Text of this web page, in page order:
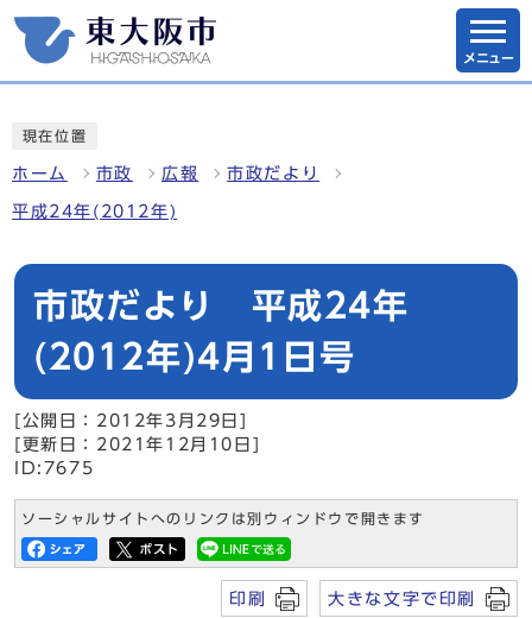
メニュー
現在位置
ホーム 市政 広報 市政だより
平成24年(2012年)
市政だより 平成24年
(2012年)4月1日号
[公開日：2012年3月29日]
[更新日：2021年12月10日]
ID:7675
ソーシャルサイトへのリンクは別ウィンドウで開きます
印刷 大きな文字で印刷